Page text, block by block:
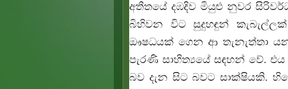
අතීතයේ දඹදිව මියුළු නුවර
බිහිවන විට සුදුහඳුන්
ඖෂධයක් ගෙන ආ තැනැත්තා
පැරණි සාහිත්‍යයේ සඳහන් වේ.
බව දැන සිට බවට සාක්ෂියකි.